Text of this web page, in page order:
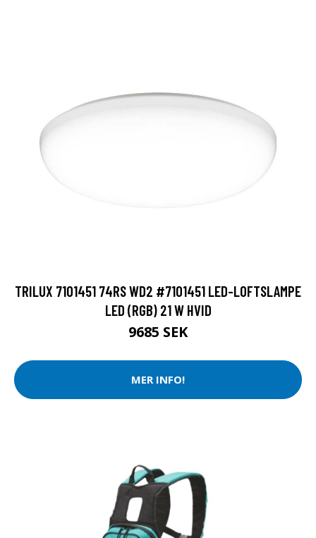
TRILUX 7101451 74RS WD2 #7101451 LED-LOFTSLAMPE
LED (RGB) 21 W HVID
9685 SEK
MER INFO!